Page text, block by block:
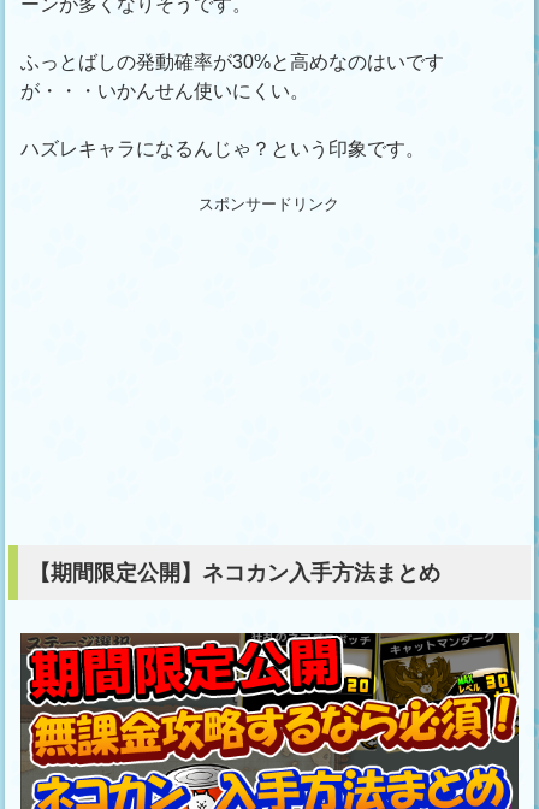
ーンが多くなりそうです。
ふっとばしの発動確率が30%と高めなのはいです
が・・・いかんせん使いにくい。
ハズレキャラになるんじゃ？という印象です。
スポンサードリンク
【期間限定公開】ネコカン入手方法まとめ